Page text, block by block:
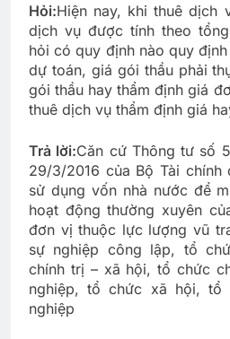
Hỏi:Hiện nay, khi thuê dịch
dịch vụ được tính theo
hỏi có quy định nào quy
dự toán, giá gói thầu phải
gói thầu hay thẩm định giá
thuê dịch vụ thẩm định giá
Trả lời:Căn cứ Thông tư số
29/3/2016 của Bộ Tài
sử dụng vốn nhà nước để
hoạt động thường xuyên
đơn vị thuộc lực lượng vũ
sự nghiệp công lập, tổ
chính trị – xã hội, tổ chức
nghiệp, tổ chức xã hội, tổ
nghiệp